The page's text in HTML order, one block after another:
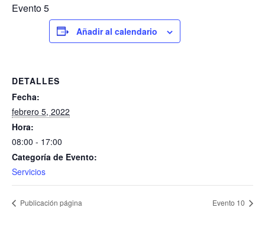
Evento 5
Añadir al calendario
DETALLES
Fecha:
febrero 5, 2022
Hora:
08:00 - 17:00
Categoría de Evento:
Servicios
Publicación página Evento 10